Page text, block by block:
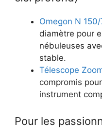
Omegon N
diamètre pour
nébuleuses
stable.
Télescope
compromis
instrument
Pour les